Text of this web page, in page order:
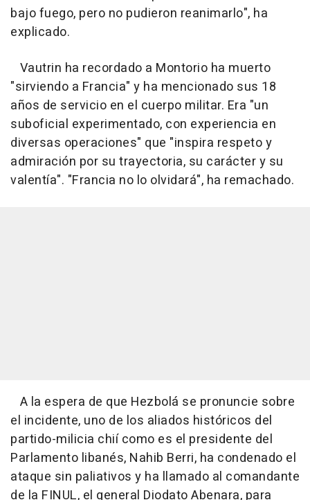
bajo fuego, pero no pudieron reanimarlo", ha
explicado.
Vautrin ha recordado a Montorio ha muerto
"sirviendo a Francia" y ha mencionado sus 18
años de servicio en el cuerpo militar. Era "un
suboficial experimentado, con experiencia en
diversas operaciones" que "inspira respeto y
admiración por su trayectoria, su carácter y su
valentía". "Francia no lo olvidará", ha remachado.
A la espera de que Hezbolá se pronuncie sobre
el incidente, uno de los aliados históricos del
partido-milicia chií como es el presidente del
Parlamento libanés, Nahib Berri, ha condenado el
ataque sin paliativos y ha llamado al comandante
de la FINUL, el general Diodato Abenara, para